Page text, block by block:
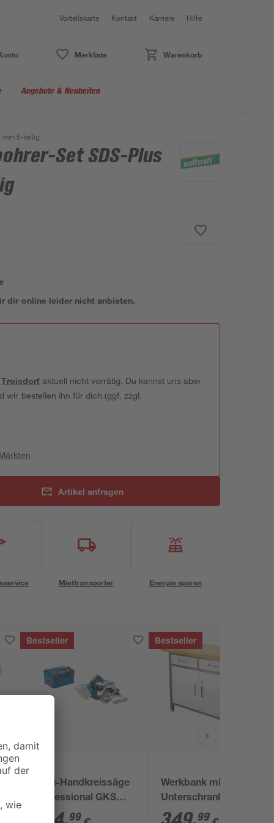
Vorteilskarte Kontakt Karriere Hilfe
Merkliste Warenkorb
Angebote & Neuheiten
mm 6-teilig
Set SDS-Plus
dir online leider nicht anbieten.
Troisdorfaktuell nicht vorrätig. Du kannst uns aber
wir bestellen ihn für dich (ggf. zzgl.
Artikel anfragen
Miettransporter Energie sparen
Bestseller
Akku-Handkreissäge
'Professional GKS
18V-57 G' ohne Akku
99
Bestseller
Werkbank mit
Unterschrank
'System-Profi' 122 x
99